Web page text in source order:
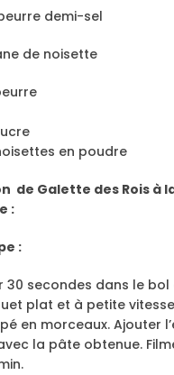
demi-sel
de noisette
en poudre
de Galette des Rois à
:
:
30 secondes dans le
plat et à petite
en morceaux. Ajouter
la pâte obtenue.